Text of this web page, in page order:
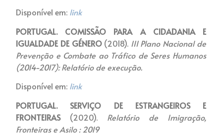
Disponível em: link
PORTUGAL. COMISSÃO PARA A CIDADANIA E
IGUALDADE DE GÉNERO (2018). III Plano Nacional de
Prevenção e Combate ao Tráfico de Seres Humanos
(2014-2017): Relatório de execução.
Disponível em: link
PORTUGAL. SERVIÇO DE ESTRANGEIROS E
FRONTEIRAS (2020).
Relatório de Imigração,
Fronteiras e Asilo : 2019